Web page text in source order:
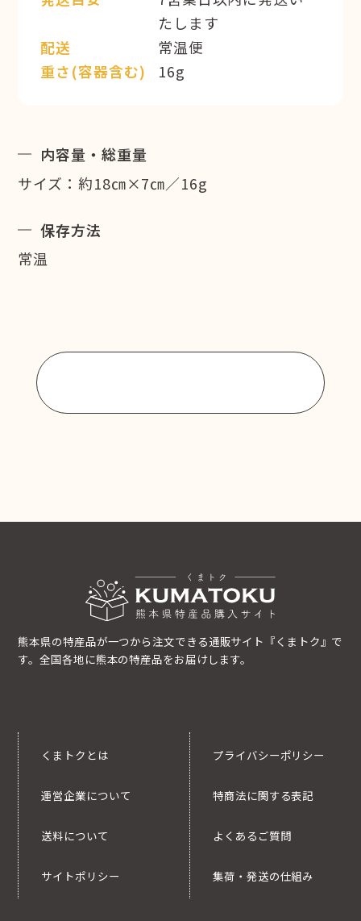
たします
配送
常温便
重さ(容器含む)
16g
内容量・総重量
サイズ：約18㎝×7㎝／16g
保存方法
常温
熊本県の特産品が一つから注文できる通販サイト『くまトク』で
す。全国各地に熊本の特産品をお届けします。
くまトクとは
運営企業について
送料について
サイトポリシー
プライバシーポリシー
特商法に関する表記
よくあるご質問
集荷・発送の仕組み